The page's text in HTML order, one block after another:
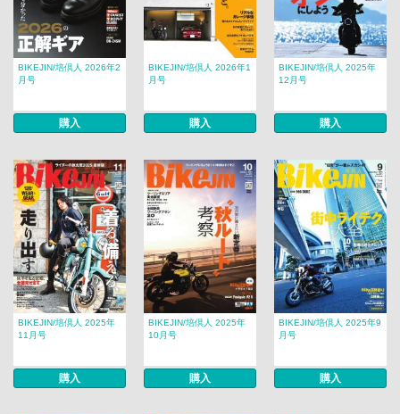
BIKEJIN/培倶人 2026年2
月号
購入
BIKEJIN/培倶人 2026年1
月号
購入
BIKEJIN/培倶人 2025年
12月号
購入
BIKEJIN/培倶人 2025年
11月号
購入
BIKEJIN/培倶人 2025年
10月号
購入
BIKEJIN/培倶人 2025年9
月号
購入